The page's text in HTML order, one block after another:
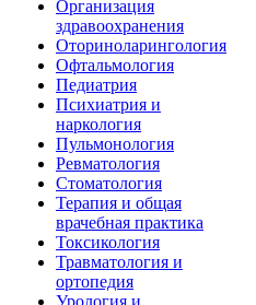
Организация
здравоохранения
Оториноларингология
Офтальмология
Педиатрия
Психиатрия и
наркология
Пульмонология
Ревматология
Стоматология
Терапия и общая
врачебная практика
Токсикология
Травматология и
ортопедия
Урология и